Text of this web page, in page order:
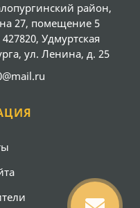
район,
27, помещение 5
427820, Удмуртская
ул. Ленина, д. 25